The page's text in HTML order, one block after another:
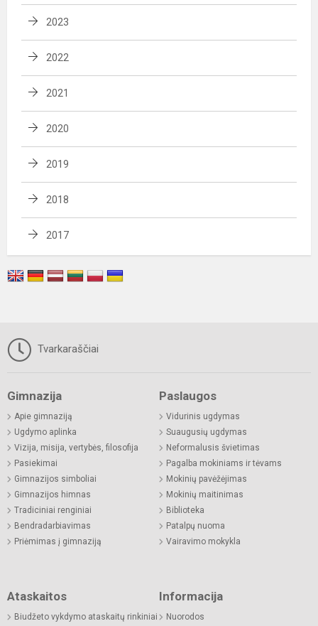
2023
2022
2021
2020
2019
2018
2017
Tvarkaraščiai
Gimnazija
Apie gimnaziją
Ugdymo aplinka
Vizija, misija, vertybės, filosofija
Pasiekimai
Gimnazijos simboliai
Gimnazijos himnas
Tradiciniai renginiai
Bendradarbiavimas
Priėmimas į gimnaziją
Paslaugos
Vidurinis ugdymas
Suaugusių ugdymas
Neformalusis švietimas
Pagalba mokiniams ir tėvams
Mokinių pavėžėjimas
Mokinių maitinimas
Biblioteka
Patalpų nuoma
Vairavimo mokykla
Ataskaitos
Biudžeto vykdymo ataskaitų rinkiniai
Informacija
Nuorodos